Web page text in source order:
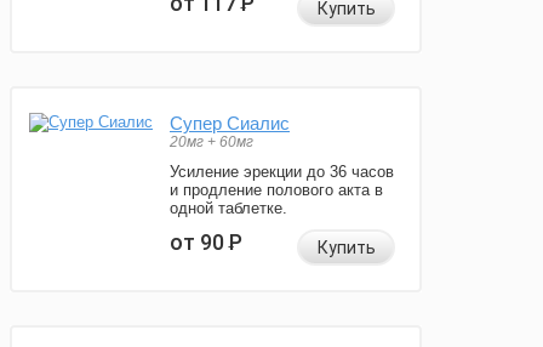
Купить
Супер Сиалис
20мг + 60мг
Усиление эрекции до 36 часов
и продление полового акта в
одной таблетке.
от 90Р Купить